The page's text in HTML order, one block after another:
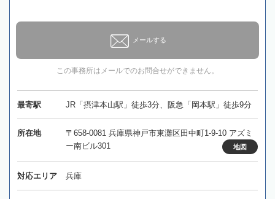
メールする
この事務所はメールでのお問合せができません。
最寄駅 JR「摂津本山駅」徒歩3分、阪急「岡本駅」徒歩9分
所在地
〒658-0081 兵庫県神戸市東灘区田中町1-9-10 アズミ
ー南ビル301
地図
対応エリア 兵庫